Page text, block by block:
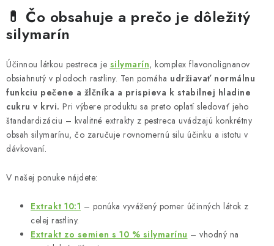
v
k
v
ý
p
i
s
u
💊 Čo obsahuje a prečo je dôležitý
silymarín
Účinnou látkou pestreca je silymarín, komplex flavonolignanov
obsiahnutý v plodoch rastliny. Ten pomáha udržiavať normálnu
funkciu pečene a žlčníka a prispieva k stabilnej hladine
cukru v krvi. Pri výbere produktu sa preto oplatí sledovať jeho
štandardizáciu – kvalitné extrakty z pestreca uvádzajú konkrétny
obsah silymarínu, čo zaručuje rovnomernú silu účinku a istotu v
dávkovaní.
V našej ponuke nájdete:
Extrakt 10:1 – ponúka vyvážený pomer účinných látok z
celej rastliny.
Extrakt zo semien s 10 % silymarínu – vhodný na